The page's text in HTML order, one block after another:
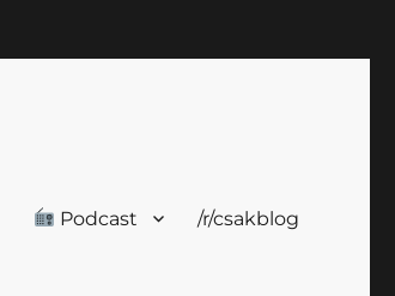
Podcast /r/csakblog